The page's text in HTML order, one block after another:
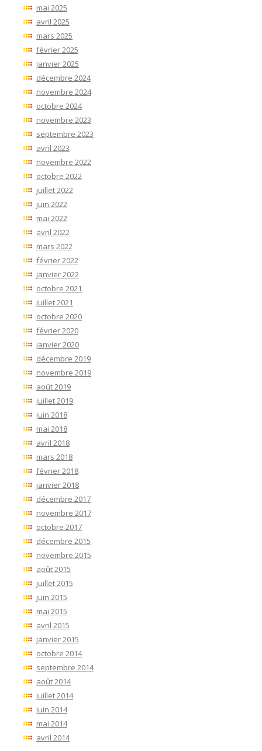
mai 2025
avril 2025
mars 2025
février 2025
janvier 2025
décembre 2024
novembre 2024
octobre 2024
novembre 2023
septembre 2023
avril 2023
novembre 2022
octobre 2022
juillet 2022
juin 2022
mai 2022
avril 2022
mars 2022
février 2022
janvier 2022
octobre 2021
juillet 2021
octobre 2020
février 2020
janvier 2020
décembre 2019
novembre 2019
août 2019
juillet 2019
juin 2018
mai 2018
avril 2018
mars 2018
février 2018
janvier 2018
décembre 2017
novembre 2017
octobre 2017
décembre 2015
novembre 2015
août 2015
juillet 2015
juin 2015
mai 2015
avril 2015
janvier 2015
octobre 2014
septembre 2014
août 2014
juillet 2014
juin 2014
mai 2014
avril 2014